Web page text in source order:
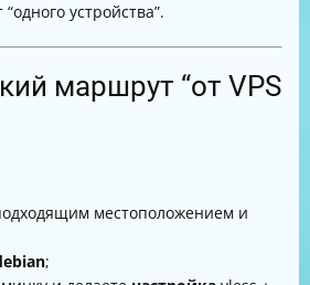
устройства”.
маршрут “от VPS
местоположением и
;